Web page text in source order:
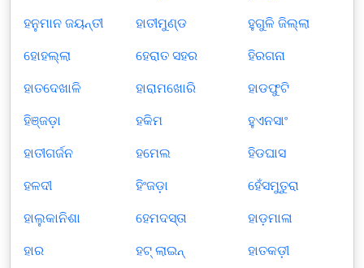
ହନୁମାନ ଜୟନ୍ତୀ
ହୋହଲ୍ଲା
ହାତଦେଖାଳି
ହିଞ୍ଜଡ଼ା
ହାତୀଗର୍ଜନ
ହଳଦୀ
ହାଲୁକାନିଶା
ହାର
ହାତୀମୁଣ୍ଡ
ହେରାତ ସହର
ହାରାମଖୋରି
ହକିମ
ହମେଲ
ହିଂଜଡ଼ା
ହେମଦସ୍ତା
ହଟ୍‌ ଲାଇନ୍
ହୁଗୁଳି ଜିଲ୍ଲା
ହିରଗନା
ହାଡଫୁଟି
ହୁଏନସାଂ
ହିଡଘାସ
ହେଁସମୁତୁରା
ହାଡ଼ମାଳା
ହାତକଡ଼ୀ